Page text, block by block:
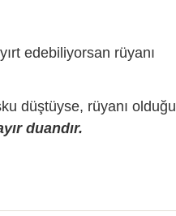
edebiliyorsan rüyanı
düştüyse, rüyanı olduğu
duandır.